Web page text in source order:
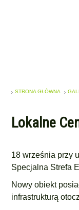
STRONA GŁÓWNA
Lokalne
18 września przy
Specjalna Strefa
Nowy obiekt
infrastrukturą